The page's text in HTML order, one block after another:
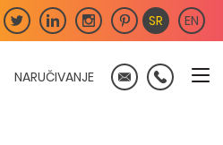
SR EN
NARUČIVANJE